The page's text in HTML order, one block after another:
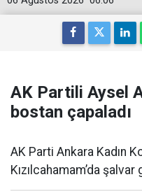
AK Partili Aysel
bostan çapaladı
AK Parti Ankara Kadın
Kızılcahamam’da